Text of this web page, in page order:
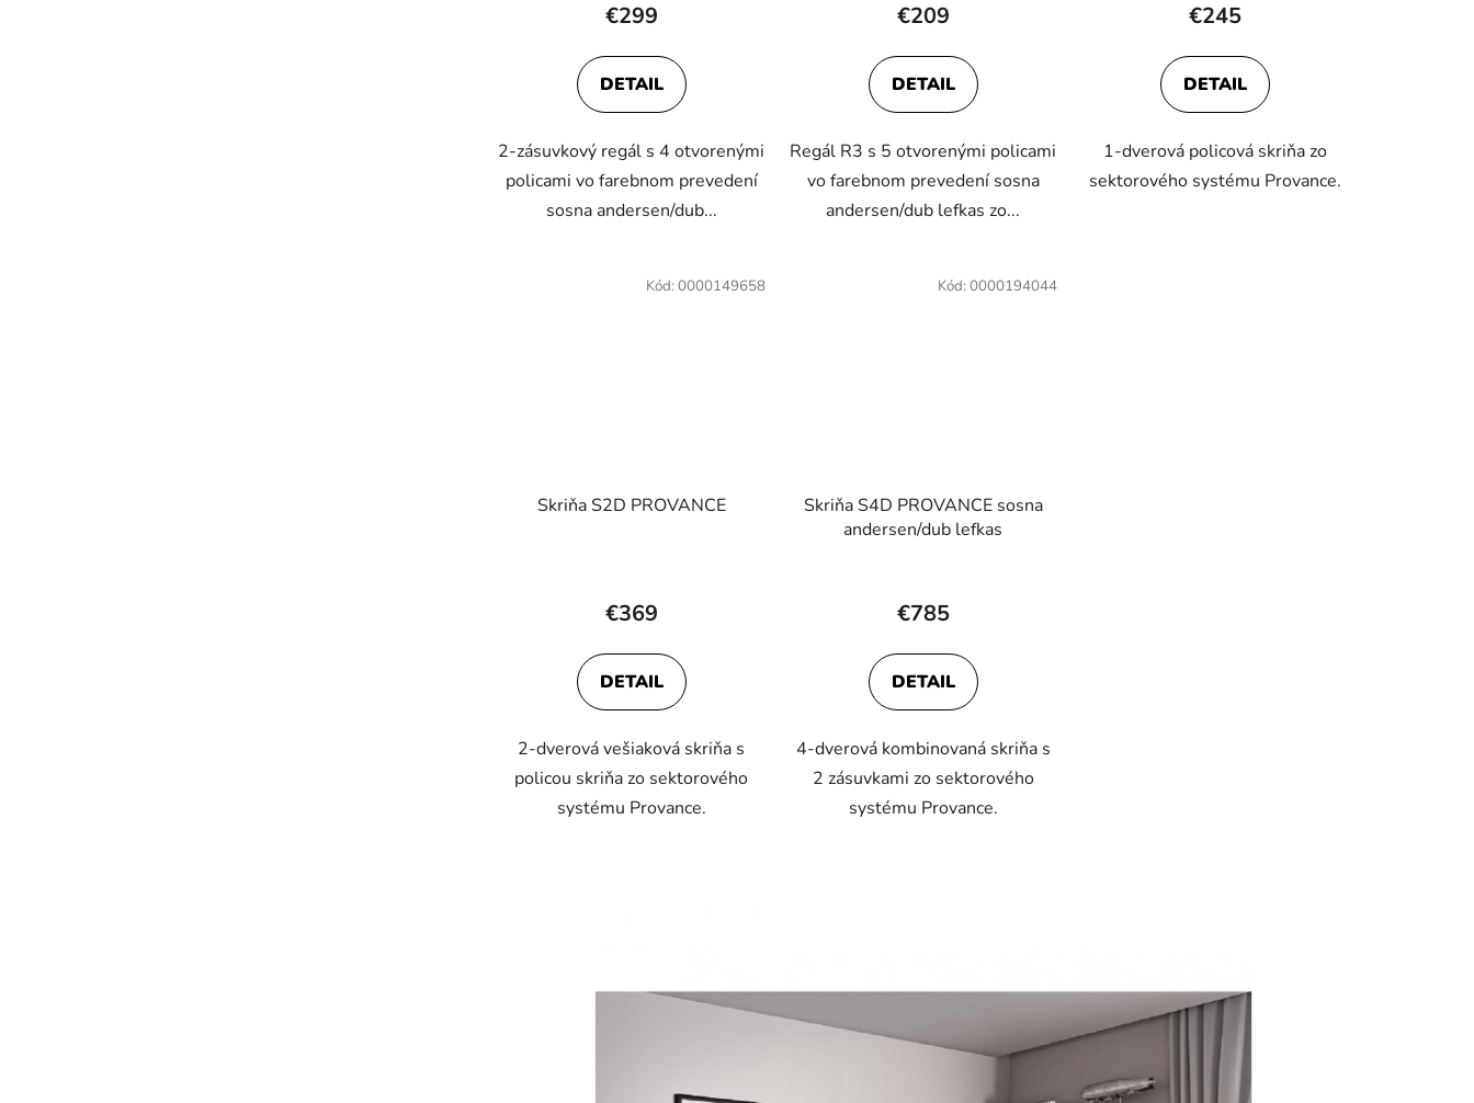
€299
DETAIL
2-zásuvkový regál s 4 otvorenými
policami vo farebnom prevedení
sosna andersen/dub...
€209
DETAIL
Regál R3 s 5 otvorenými policami
vo farebnom prevedení sosna
andersen/dub lefkas zo...
€245
DETAIL
1-dverová policová skriňa zo
sektorového systému Provance.
Skriňa S2D PROVANCE
€369
DETAIL
2-dverová vešiaková skriňa s
policou skriňa zo sektorového
systému Provance.
Kód: 0000149658
Skriňa S4D PROVANCE sosna
andersen/dub lefkas
€785
DETAIL
4-dverová kombinovaná skriňa s
2 zásuvkami zo sektorového
systému Provance.
Kód: 0000194044
i